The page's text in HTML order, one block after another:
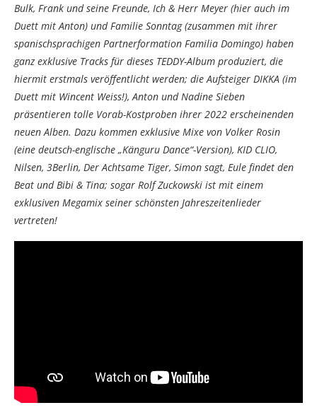
Bulk, Frank und seine Freunde, Ich & Herr Meyer (hier auch im
Duett mit Anton) und Familie Sonntag (zusammen mit ihrer
spanischsprachigen Partnerformation Familia Domingo) haben
ganz exklusive Tracks für dieses TEDDY-Album produziert, die
hiermit erstmals veröffentlicht werden; die Aufsteiger DIKKA (im
Duett mit Wincent Weiss!), Anton und Nadine Sieben
präsentieren tolle Vorab-Kostproben ihrer 2022 erscheinenden
neuen Alben. Dazu kommen exklusive Mixe von Volker Rosin
(eine deutsch-englische „Känguru Dance“-Version), KID CLIO,
Nilsen, 3Berlin, Der Achtsame Tiger, Simon sagt, Eule findet den
Beat und Bibi & Tina; sogar Rolf Zuckowski ist mit einem
exklusiven Megamix seiner schönsten Jahreszeitenlieder
vertreten!